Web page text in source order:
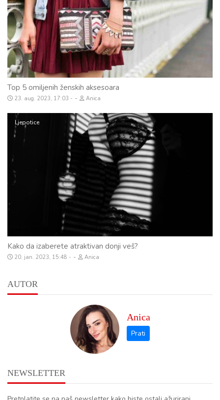
Top 5 omiljenih ženskih aksesoara
23. aug. 2023, 17:03 - Anica
Ljepotice
Kako da izaberete atraktivan donji veš?
20. jan. 2023, 15:48 - Anica
AUTOR
Anica
NEWSLETTER